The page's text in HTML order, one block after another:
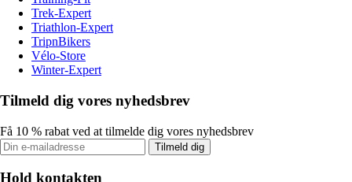
Trek-Expert
Triathlon-Expert
TripnBikers
Vélo-Store
Winter-Expert
Tilmeld dig vores nyhedsbrev
Få 10 % rabat ved at tilmelde dig vores nyhedsbrev
Tilmeld dig
Hold kontakten